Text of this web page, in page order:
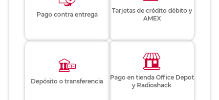
Pago contra entrega
Tarjetas de crédito débito y
AMEX
Depósito o transferencia
Pago en tienda Office Depot
y Radioshack